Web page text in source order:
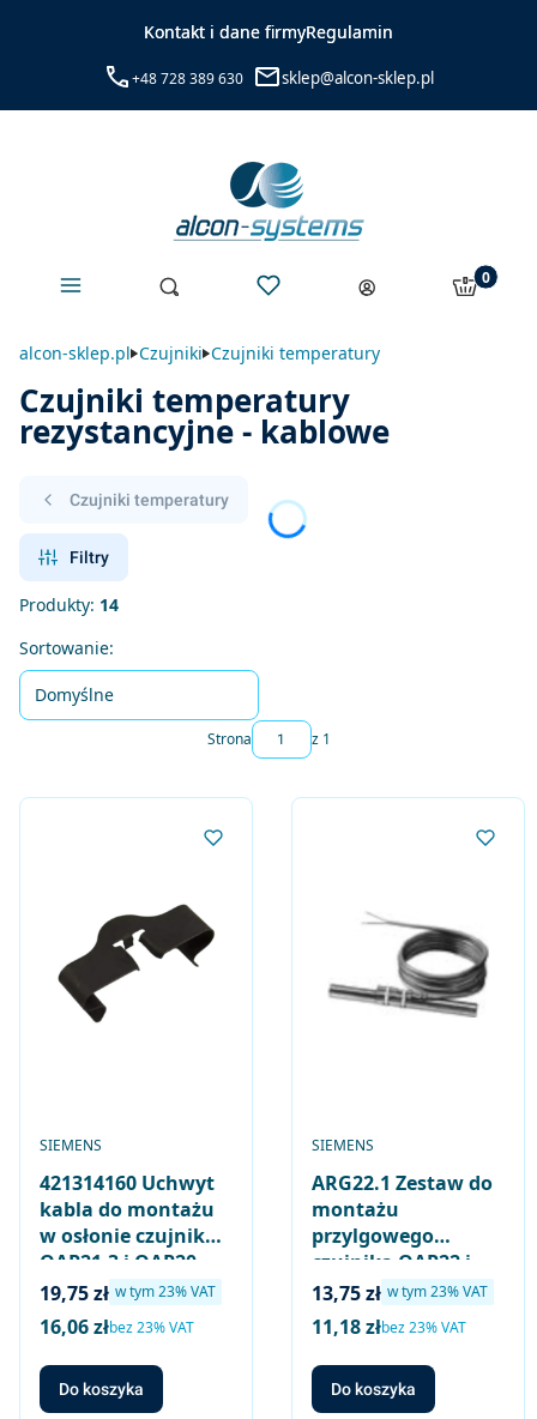
Kontakt i dane firmyRegulamin
+48 728 389 630 sklep@alcon-sklep.pl
Menu Otwórz wyszukiwarkę
Szukaj Ulubione
Zaloguj się Produkty
Koszyk
alcon-sklep.pl Czujniki Czujniki temperatury
Czujniki temperatury
rezystancyjne - kablowe
Czujniki temperatury
Filtry
Produkty: 14
Lista produktów
Sortowanie:
Domyślne
Strona z 1
421314160 Uchwyt
kabla do montażu
w osłonie czujnika
QAP21.3 i QAP20..
PRODUCENT
SIEMENS
Cena brutto
19,75 zł w tym %s VAT
w tym23%VAT
Cena netto
16,06 złbez 23% VAT
Do koszyka
ARG22.1 Zestaw do
montażu
przylgowego
czujnika QAP22 i
QAP20.. na
rurociągu
PRODUCENT
SIEMENS
Cena brutto
13,75 zł w tym %s VAT
w tym23%VAT
Cena netto
11,18 złbez 23% VAT
Do koszyka